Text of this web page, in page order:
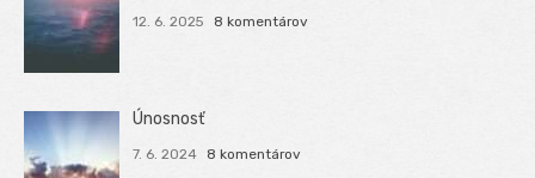
12. 6. 2025 8 komentárov
Únosnosť
7. 6. 2024 8 komentárov